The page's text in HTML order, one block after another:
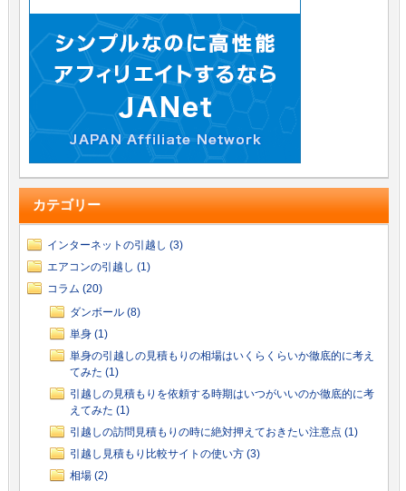
カテゴリー
インターネットの引越し (3)
エアコンの引越し (1)
コラム (20)
ダンボール (8)
単身 (1)
単身の引越しの見積もりの相場はいくらくらいか徹底的に考え
てみた (1)
引越しの見積もりを依頼する時期はいつがいいのか徹底的に考
えてみた (1)
引越しの訪問見積もりの時に絶対押えておきたい注意点 (1)
引越し見積もり比較サイトの使い方 (3)
相場 (2)